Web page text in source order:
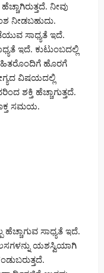
ನೀವು
ನೀಡಬಹುದು.
ಸಾಧ್ಯತೆ ಇದೆ.
ಇದೆ. ಕುಟುಂಬದಲ್ಲಿ
ಹೊರಗೆ
ವಿಷಯದಲ್ಲಿ
ಶಕ್ತಿ ಹೆಚ್ಚಾಗುತ್ತದೆ.
ಸಮಯ.
ಹೆಚ್ಚಾಗುವ ಸಾಧ್ಯತೆ ಇದೆ.
ಯಶಸ್ವಿಯಾಗಿ